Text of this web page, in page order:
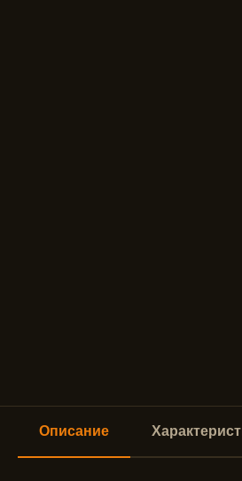
Описание